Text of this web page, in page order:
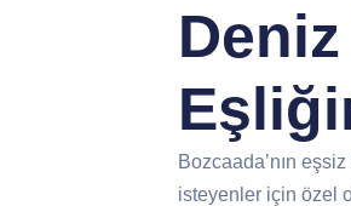
Deniz
Bozcaada’nın eşsiz
isteyenler için özel